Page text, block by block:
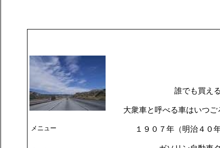
誰でも買え
大衆車と呼べる車はいつ
１９０７年（明治４０
メニュー